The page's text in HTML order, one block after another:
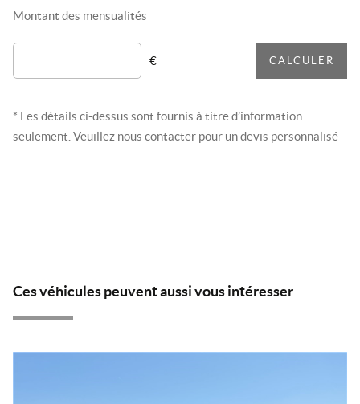
Montant des mensualités
€ CALCULER
* Les détails ci-dessus sont fournis à titre d’information
seulement. Veuillez nous contacter pour un devis personnalisé
Ces véhicules peuvent aussi vous intéresser